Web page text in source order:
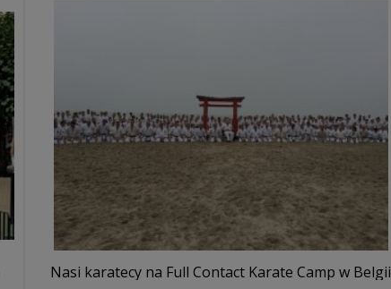
Nasi karatecy na Full Contact Karate Camp w Belgii